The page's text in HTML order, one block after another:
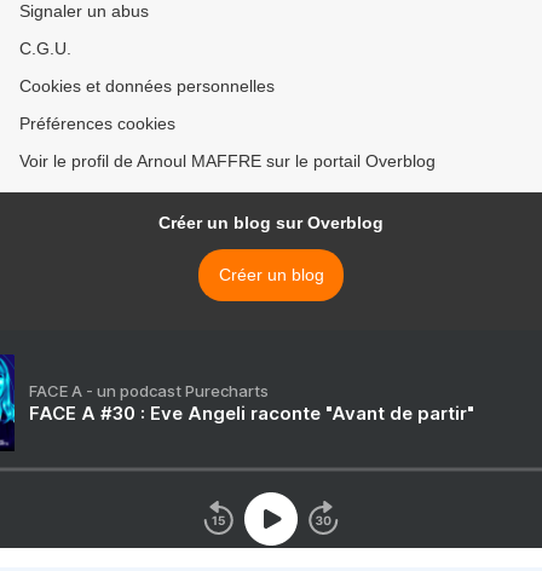
Signaler un abus
C.G.U.
Cookies et données personnelles
Préférences cookies
Voir le profil de Arnoul MAFFRE sur le portail Overblog
Créer un blog sur Overblog
Créer un blog
FACE A - un podcast Purecharts
FACE A #30 : Eve Angeli raconte "Avant de partir"